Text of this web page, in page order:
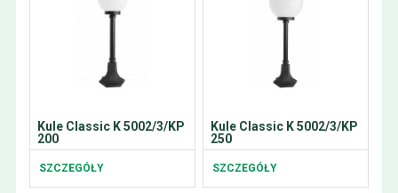
Kule Classic K 5002/3/KP
200
SZCZEGÓŁY
Kule Classic K 5002/3/KP
250
SZCZEGÓŁY